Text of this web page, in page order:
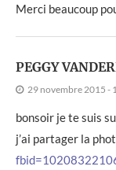
Merci beaucoup
PEGGY
29 novembre 2015 -
bonsoir je te suis
j’ai partager la